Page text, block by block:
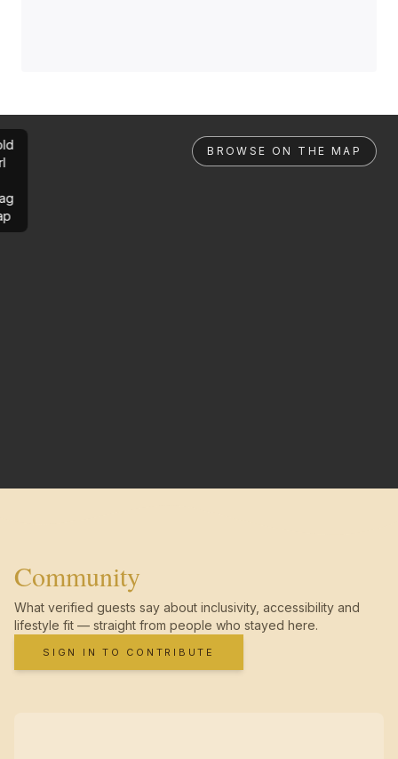
BROWSE ON THE MAP
Community
What verified guests say about inclusivity, accessibility and
lifestyle fit — straight from people who stayed here.
SIGN IN TO CONTRIBUTE